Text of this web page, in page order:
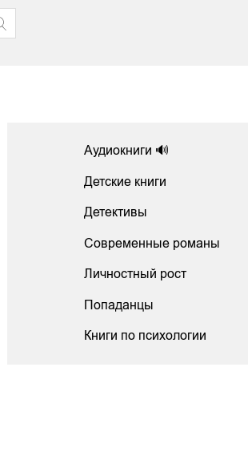
Аудиокниги 🔊
Детские книги
Детективы
Современные романы
Личностный рост
Попаданцы
Книги по психологии